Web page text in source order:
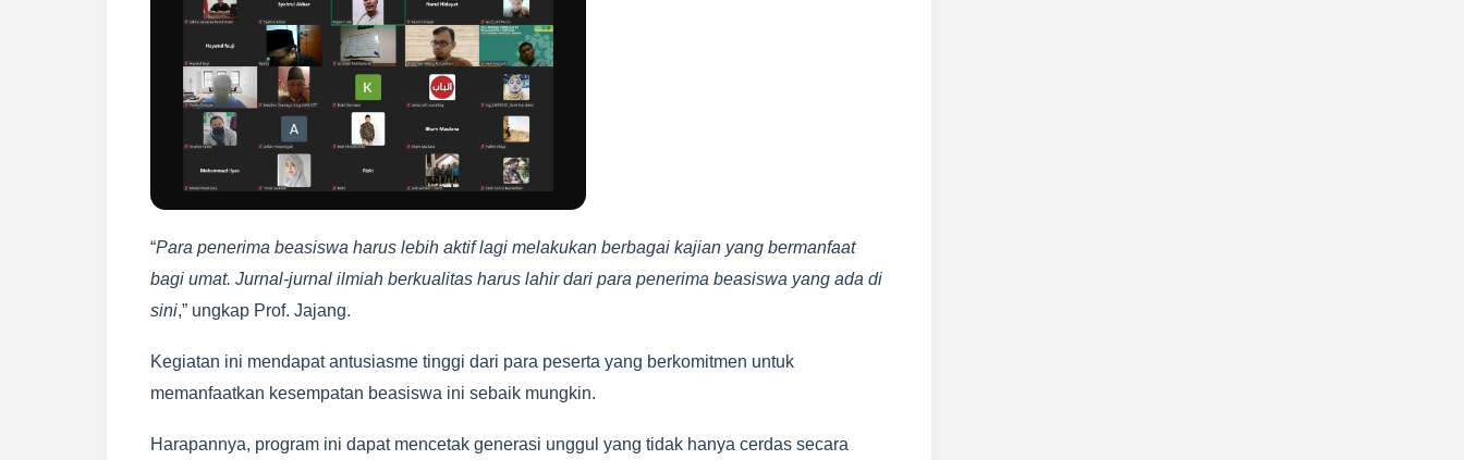
“Para penerima beasiswa harus lebih aktif lagi melakukan berbagai kajian yang bermanfaat
bagi umat. Jurnal-jurnal ilmiah berkualitas harus lahir dari para penerima beasiswa yang ada di
sini,” ungkap Prof. Jajang.
Kegiatan ini mendapat antusiasme tinggi dari para peserta yang berkomitmen untuk
memanfaatkan kesempatan beasiswa ini sebaik mungkin.
Harapannya, program ini dapat mencetak generasi unggul yang tidak hanya cerdas secara